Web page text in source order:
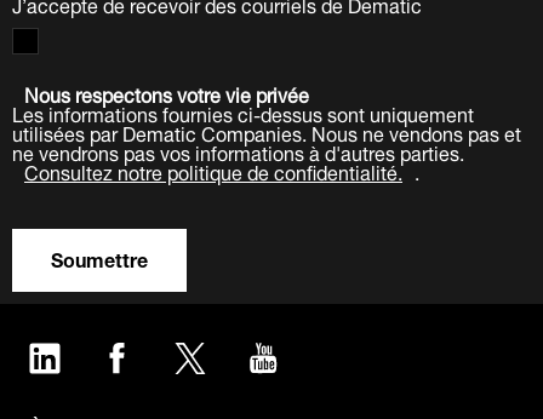
Nous respectons votre vie privée
Les informations fournies ci-dessus sont uniquement
utilisées par Dematic Companies. Nous ne vendons pas et
ne vendrons pas vos informations à d'autres parties.
Consultez notre politique de confidentialité. .
Soumettre
LinkedIn Facebook Twitter